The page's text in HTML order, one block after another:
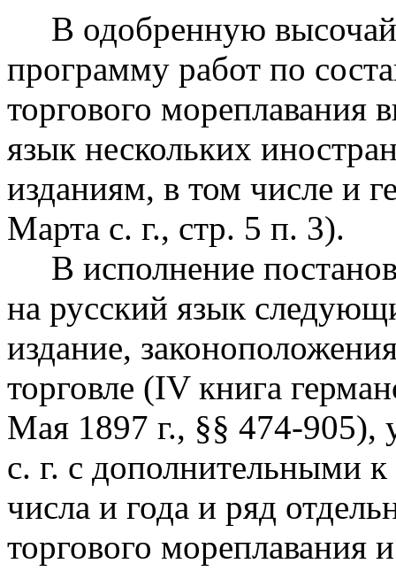
В одобренную
программу работ по
торгового мореплавания
язык нескольких
изданиям, в том числе и
Марта с. г., стр. 5 п. 3).
В исполнение
на русский язык
издание,
торговле (IV книга
Мая 1897 г., §§ 474-905),
с. г. с дополнительными
числа и года и ряд
торгового мореплавания